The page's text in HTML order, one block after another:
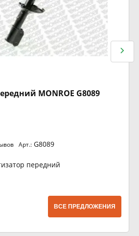
MONROE G8089
Арт.: G8089
передний
ВСЕ ПРЕДЛОЖЕНИЯ